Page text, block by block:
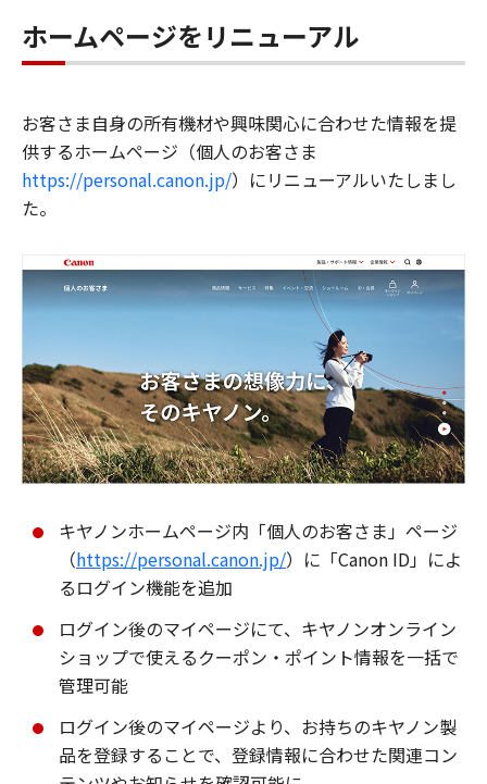
ホームページをリニューアル
お客さま自身の所有機材や興味関心に合わせた情報を提
供するホームページ（個人のお客さま
https://personal.canon.jp/）にリニューアルいたしまし
た。
キヤノンホームページ内「個人のお客さま」ページ
（https://personal.canon.jp/）に「Canon ID」によ
るログイン機能を追加
ログイン後のマイページにて、キヤノンオンライン
ショップで使えるクーポン・ポイント情報を一括で
管理可能
ログイン後のマイページより、お持ちのキヤノン製
品を登録することで、登録情報に合わせた関連コン